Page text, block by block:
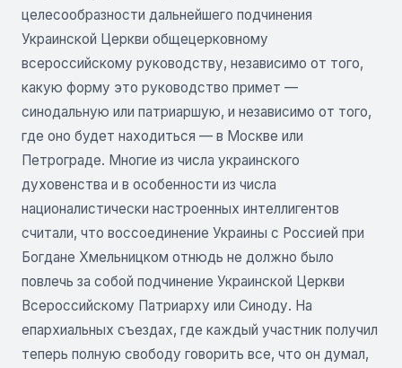
целесообразности дальнейшего подчинения
Украинской Церкви общецерковному
всероссийскому руководству, независимо от того,
какую форму это руководство примет —
синодальную или патриаршую, и независимо от того,
где оно будет находиться — в Москве или
Петрограде. Многие из числа украинского
духовенства и в особенности из числа
националистически настроенных интеллигентов
считали, что воссоединение Украины с Россией при
Богдане Хмельницком отнюдь не должно было
повлечь за собой подчинение Украинской Церкви
Всероссийскому Патриарху или Синоду. На
епархиальных съездах, где каждый участник получил
теперь полную свободу говорить все, что он думал,